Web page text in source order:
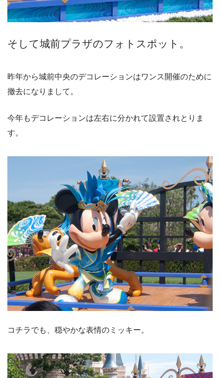
そして城前プラザのフォトスポット。
昨年から城前中央のデコレーションはワンス開催のために
撤去になりまして。
今年もデコレーションは左右に分かれて設置されとりま
す。
コチラでも、穏やかな表情のミッキー。